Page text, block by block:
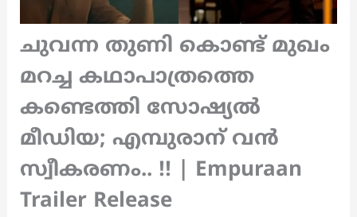
ചുവന്ന തുണി കൊണ്ട് മുഖം
മറച്ച കഥാപാത്രത്തെ
കണ്ടെത്തി സോഷ്യൽ
മീഡിയ; എമ്പുരാന് വൻ
സ്വീകരണം.. !! | Empuraan
Trailer Release